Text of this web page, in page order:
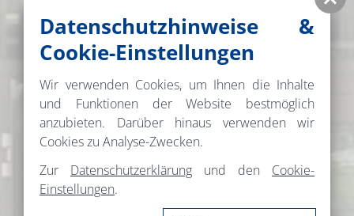
Datenschutzhinweise &
Cookie-Einstellungen
Wir verwenden Cookies, um Ihnen die Inhalte
und Funktionen der Website bestmöglich
anzubieten. Darüber hinaus verwenden wir
Cookies zu Analyse-Zwecken.
Zur Datenschutzerklärung und den Cookie-
Einstellungen.